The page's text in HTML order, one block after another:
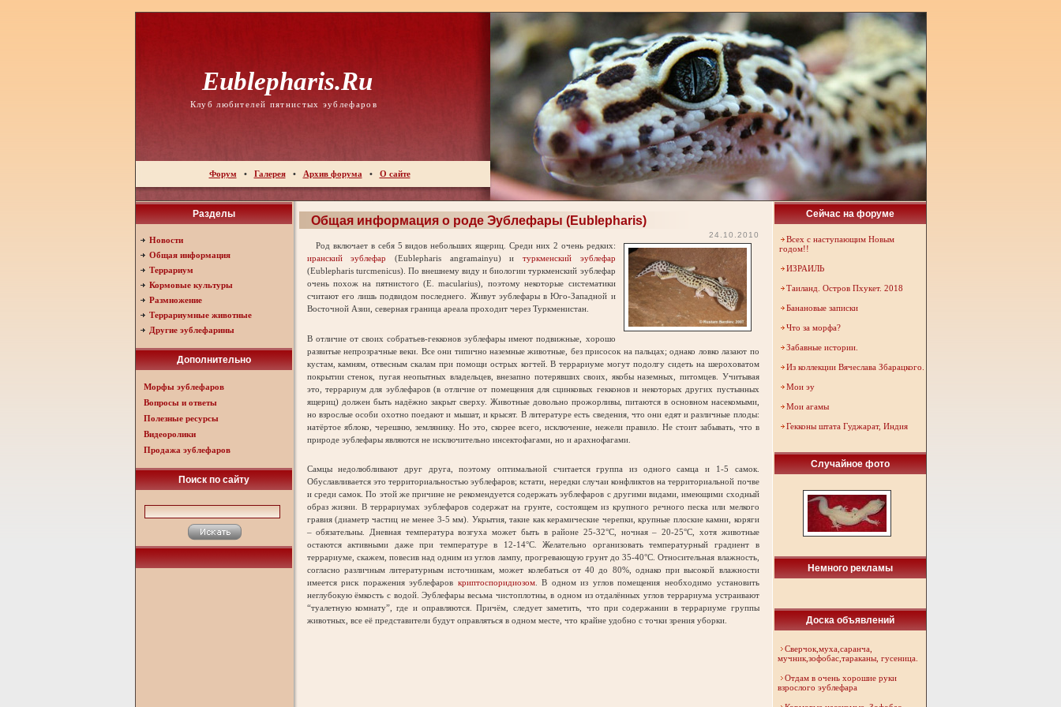
Eublepharis.ru
Клуб любителей пятнистых эублефаров
Форум • Галерея• Архив форума • О сайте
Разделы
Новости
Общая информация
Террариум
Кормовые культуры
Размножение
Террариумные животные
Другие эублефарины
Дополнительно
Морфы эублефаров
Вопросы и ответы
Полезные ресурсы
Видеоролики
Продажа эублефаров
Поиск по сайту
Сейчас на форуме
Всех с наступающим Новым
годом!!
ИЗРАИЛЬ
Таиланд. Остров Пхукет. 2018
Банановые записки
Что за морфа?
Забавные истории.
Из коллекции Вячеслава Збарацкого.
Мои эу
Мои агамы
Гекконы штата Гуджарат, Индия
Случайное фото
Немного рекламы
Доска объявлений
Сверчок,муха,саранча,
мучник,зофобас,тараканы, гусеница.
Отдам в очень хорошие руки
взрослого эублефара
Общая информация о роде Эублефары (Eublepharis)
24.10.2010
Род включает в себя 5 видов небольших ящериц. Среди них 2 очень редких:
иранский эублефар (Eublepharis angramainyu) и туркменский эублефар
(Eublepharis turcmenicus). По внешнему виду и биологии туркменский эублефар
очень похож на пятнистого (E. macularius), поэтому некоторые систематики
считают его лишь подвидом последнего. Живут эублефары в Юго-Западной и
Восточной Азии, северная граница ареала проходит через Туркменистан.
В отличие от своих собратьев-гекконов эублефары имеют подвижные, хорошо
развитые непрозрачные веки. Все они типично наземные животные, без присосок на пальцах; однако ловко лазают по
кустам, камням, отвесным скалам при помощи острых когтей. В террариуме могут подолгу сидеть на шероховатом
покрытии стенок, пугая неопытных владельцев, внезапно потерявших своих, якобы наземных, питомцев. Учитывая
это, террариум для эублефаров (в отличие от помещения для сцинковых гекконов и некоторых других пустынных
ящериц) должен быть надёжно закрыт сверху. Животные довольно прожорливы, питаются в основном насекомыми,
но взрослые особи охотно поедают и мышат, и крысят. В литературе есть сведения, что они едят и различные плоды:
натёртое яблоко, черешню, землянику. Но это, скорее всего, исключение, нежели правило. Не стоит забывать, что в
природе эублефары являются не исключительно инсектофагами, но и арахнофагами.
Самцы недолюбливают друг друга, поэтому оптимальной считается группа из одного самца и 1-5 самок.
Обуславливается это территориальностью эублефаров; кстати, нередки случаи конфликтов на территориальной почве
и среди самок. По этой же причине не рекомендуется содержать эублефаров с другими видами, имеющими сходный
образ жизни. В террариумах эублефаров содержат на грунте, состоящем из крупного речного песка или мелкого
гравия (диаметр частиц не менее 3-5 мм). Укрытия, такие как керамические черепки, крупные плоские камни, коряги
– обязательны. Дневная температура возгуха может быть в районе 25-32°C, ночная – 20-25°C, хотя животные
остаются активными даже при температуре в 12-14°C. Желательно организовать температурный градиент в
террариуме, скажем, повесив над одним из углов лампу, прогревающую грунт до 35-40°C. Относительная влажность,
согласно различным литературным источникам, может колебаться от 40 до 80%, однако при высокой влажности
имеется риск поражения эублефаров криптоспоридиозом. В одном из углов помещения необходимо установить
неглубокую ёмкость с водой. Эублефары весьма чистоплотны, в одном из отдалённых углов террариума устраивают
“туалетную комнату”, где и оправляются. Причём, следует заметить, что при содержании в террариуме группы
животных, все её представители будут оправляться в одном месте, что крайне удобно с точки зрения уборки.